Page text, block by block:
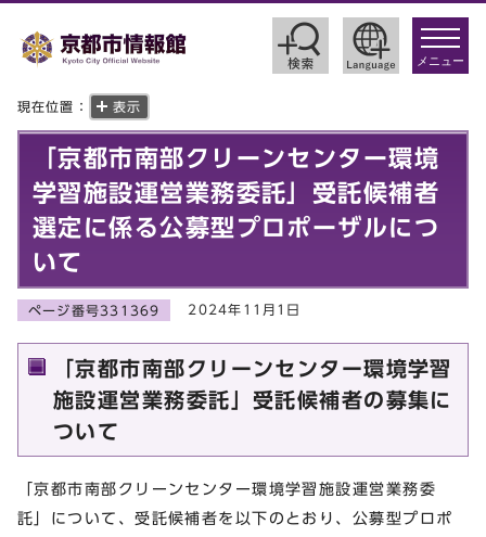
toggle
メニュー
現在位置： 表示
「京都市南部クリーンセンター環境
学習施設運営業務委託」受託候補者
選定に係る公募型プロポーザルにつ
いて
ページ番号331369 2024年11月1日
「京都市南部クリーンセンター環境学習
施設運営業務委託」受託候補者の募集に
ついて
「京都市南部クリーンセンター環境学習施設運営業務委
託」について、受託候補者を以下のとおり、公募型プロポ